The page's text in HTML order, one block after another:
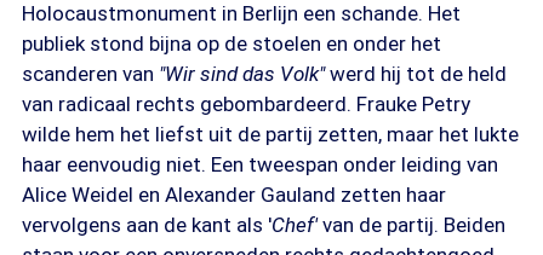
Holocaustmonument in Berlijn een schande. Het
publiek stond bijna op de stoelen en onder het
scanderen van "Wir sind das Volk"werd hij tot de held
van radicaal rechts gebombardeerd. Frauke Petry
wilde hem het liefst uit de partij zetten, maar het lukte
haar eenvoudig niet. Een tweespan onder leiding van
Alice Weidel en Alexander Gauland zetten haar
vervolgens aan de kant als 'Chef'van de partij. Beiden